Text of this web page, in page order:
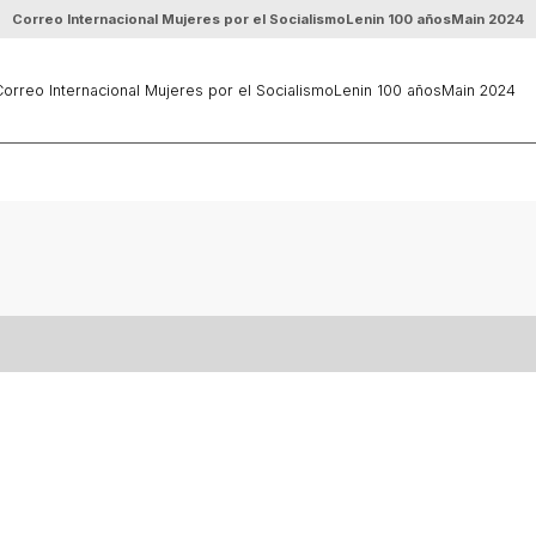
Correo Internacional Mujeres por el SocialismoLenin 100 añosMain 2024
Internacional Mujeres por el SocialismoLenin 100 añosMain 2024